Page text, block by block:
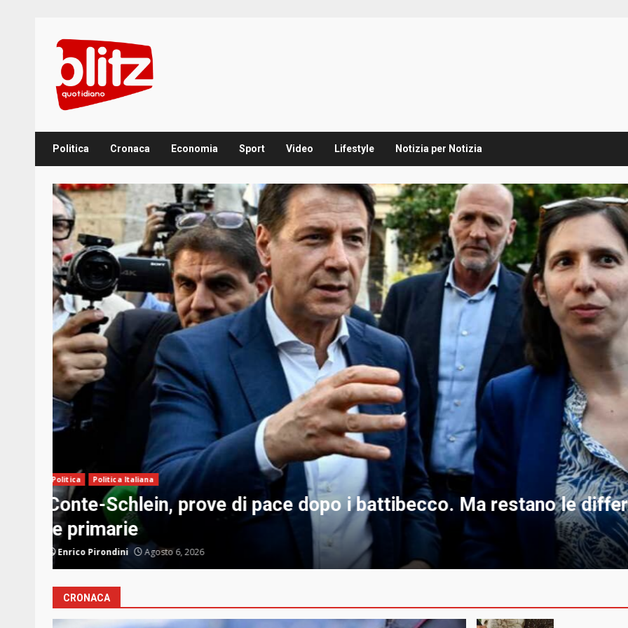
content
Politica Cronaca Economia Sport Video Lifestyle Notizia per Notizia
Politica Politica Italiana
Delmastro, la Camera nega alla Procura l’acquisizione delle chat
agli amichetti”. Schlein: “Non nominate più Borsellino”
Lorenzo Briotti Agosto 5, 2026
CRONACA